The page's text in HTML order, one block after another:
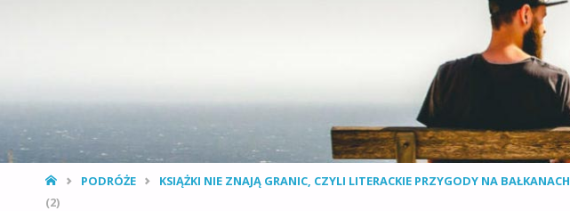
STRONA
PODRÓŻE KSIĄŻKI NIE ZNAJĄ GRANIC, CZYLI LITERACKIE PRZYGODY NA BAŁKANACH
(2)